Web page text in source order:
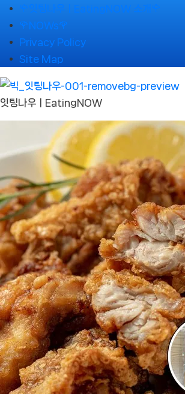
Skip
to
content
🌹잇팅나우ㅣEatingNOW 소개🌹
🌹NOWs🌹
Privacy Policy
Site Map
잇팅나우ㅣEatingNOW